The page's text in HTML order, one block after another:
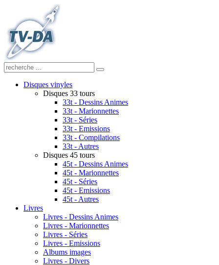
Disques vinyles
Disques 33 tours
33t - Dessins Animes
33t - Marionnettes
33t - Séries
33t - Emissions
33t - Compilations
33t - Autres
Disques 45 tours
45t - Dessins Animes
45t - Marionnettes
45t - Séries
45t - Emissions
45t - Autres
Livres
Livres - Dessins Animes
Livres - Marionnettes
Livres - Séries
Livres - Emissions
Albums images
Livres - Divers